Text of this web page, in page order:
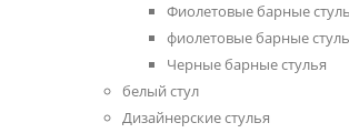
Фиолетовые барные
фиолетовые барные
Черные барные стулья
белый стул
Дизайнерские стулья